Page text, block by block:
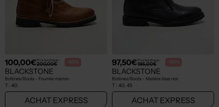
100,00€Prix boutique :
200,00€ -50%
BLACKSTONE
Bottines/Boots - Fourrée marron
T : 40
ACHAT EXPRESS
97,50€Prix boutique :
195,00€ -50%
BLACKSTONE
Bottines/Boots - Matière lisse noir
T : 40, 45
ACHAT EXPRESS